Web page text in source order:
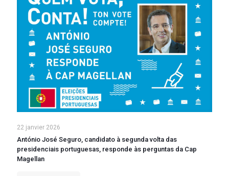
22 janvier 2026
António José Seguro, candidato à segunda volta das
presidenciais portuguesas, responde às perguntas da Cap
Magellan